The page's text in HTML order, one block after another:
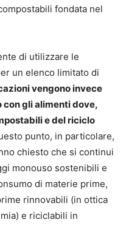
fondata nel
di utilizzare le
un elenco limitato di
vengono invece
gli alimenti dove,
e del riciclo
punto, in particolare,
chiesto che si continui
monouso sostenibili e
di materie prime,
rinnovabili (in ottica
e riciclabili in